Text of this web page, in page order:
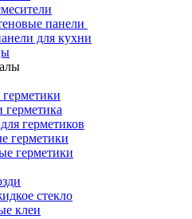
панели
для кухни
герметика
герметиков
герметики
герметики
стекло
клеи